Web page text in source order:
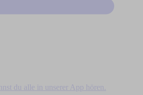
du alle in unserer App hören.